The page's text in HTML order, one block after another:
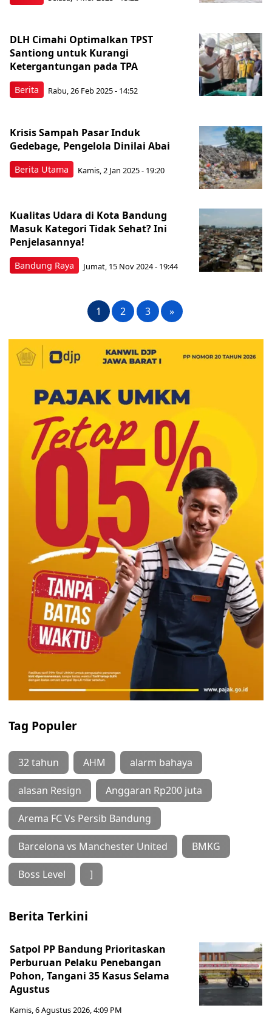
Berita
DLH Cimahi Optimalkan TPST
Santiong untuk Kurangi
Ketergantungan pada TPA
Rabu, 26 Feb 2025 - 14:52
Berita Utama
Krisis Sampah Pasar Induk
Gedebage, Pengelola Dinilai Abai
Kamis, 2 Jan 2025 - 19:20
Bandung Raya
Kualitas Udara di Kota Bandung
Masuk Kategori Tidak Sehat? Ini
Penjelasannya!
Jumat, 15 Nov 2024 - 19:44
1 2 3 »
Tag Populer
32 tahun AHM alarm bahaya
alasan Resign Anggaran Rp200 juta
Arema FC Vs Persib Bandung
Barcelona vs Manchester United BMKG
Boss Level ]
Berita Terkini
Satpol PP Bandung Prioritaskan
Perburuan Pelaku Penebangan
Pohon, Tangani 35 Kasus Selama
Agustus
Kamis, 6 Agustus 2026, 4:09 PM